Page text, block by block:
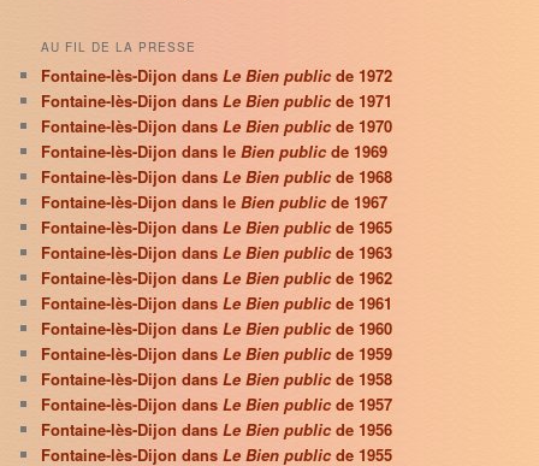
AU FIL DE LA PRESSE
Fontaine-lès-Dijon dansLe Bien publicde 1972
Fontaine-lès-Dijon dansLe Bien publicde 1971
Fontaine-lès-Dijon dansLe Bien publicde 1970
Fontaine-lès-Dijon dans leBien public de 1969
Fontaine-lès-Dijon dansLe Bien publicde 1968
Fontaine-lès-Dijon dans leBien publicde 1967
Fontaine-lès-Dijon dansLe Bien publicde 1965
Fontaine-lès-Dijon dansLe Bien publicde 1963
Fontaine-lès-Dijon dansLe Bien publicde 1962
Fontaine-lès-Dijon dansLe Bien publicde 1961
Fontaine-lès-Dijon dansLe Bien publicde 1960
Fontaine-lès-Dijon dansLe Bien publicde 1959
Fontaine-lès-Dijon dansLe Bien publicde 1958
Fontaine-lès-Dijon dansLe Bien publicde 1957
Fontaine-lès-Dijon dansLe Bien publicde 1956
Fontaine-lès-Dijon dansLe Bien publicde 1955